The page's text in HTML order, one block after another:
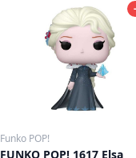
Funko POP!
FUNKO POP! 1617 Elsa